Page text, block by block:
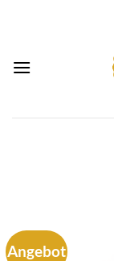
Angebot